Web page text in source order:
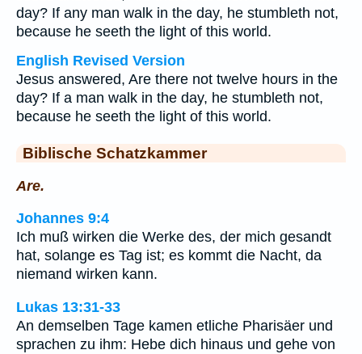
day? If any man walk in the day, he stumbleth not,
because he seeth the light of this world.
English Revised Version
Jesus answered, Are there not twelve hours in the
day? If a man walk in the day, he stumbleth not,
because he seeth the light of this world.
Biblische Schatzkammer
Are.
Johannes 9:4
Ich muß wirken die Werke des, der mich gesandt
hat, solange es Tag ist; es kommt die Nacht, da
niemand wirken kann.
Lukas 13:31-33
An demselben Tage kamen etliche Pharisäer und
sprachen zu ihm: Hebe dich hinaus und gehe von